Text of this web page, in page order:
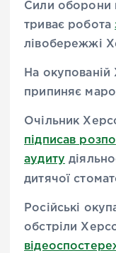
Сили оборони
триває робота
лівобережжі
На
припиняє
Очільник
підписав
аудиту
дитячої
Російські
обстріли